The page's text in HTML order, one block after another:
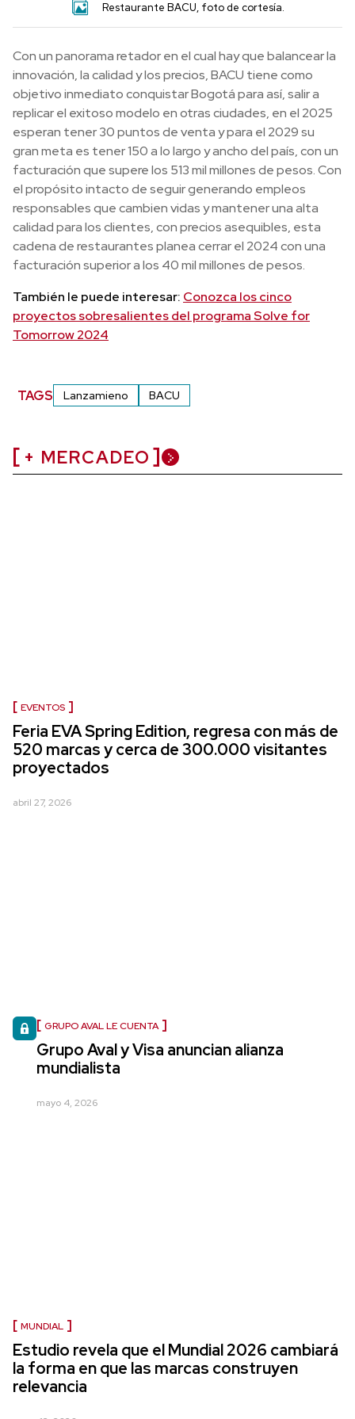
Restaurante BACU, foto de cortesía.
Con un panorama retador en el cual hay que balancear la
innovación, la calidad y los precios, BACU tiene como
objetivo inmediato conquistar Bogotá para así, salir a
replicar el exitoso modelo en otras ciudades, en el 2025
esperan tener 30 puntos de venta y para el 2029 su
gran meta es tener 150 a lo largo y ancho del país, con un
facturación que supere los 513 mil millones de pesos. Con
el propósito intacto de seguir generando empleos
responsables que cambien vidas y mantener una alta
calidad para los clientes, con precios asequibles, esta
cadena de restaurantes planea cerrar el 2024 con una
facturación superior a los 40 mil millones de pesos.
También le puede interesar: Conozca los cinco
proyectos sobresalientes del programa Solve for
Tomorrow 2024
TAGS Lanzamieno BACU
+ MERCADEO
EVENTOS
Feria EVA Spring Edition, regresa con más de
520 marcas y cerca de 300.000 visitantes
proyectados
abril 27, 2026
GRUPO AVAL LE CUENTA
Grupo Aval y Visa anuncian alianza
mundialista
mayo 4, 2026
MUNDIAL
Estudio revela que el Mundial 2026 cambiará
la forma en que las marcas construyen
relevancia